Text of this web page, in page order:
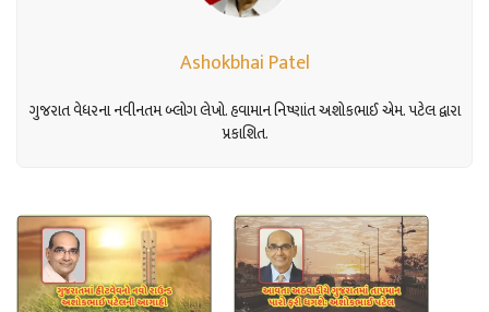
Ashokbhai Patel
ગુજરાત વેધરના નવીનતમ બ્લોગ લેખો. હવામાન નિષ્ણાંત અશોકભાઈ એમ. પટેલ દ્વારા
પ્રકાશિત.